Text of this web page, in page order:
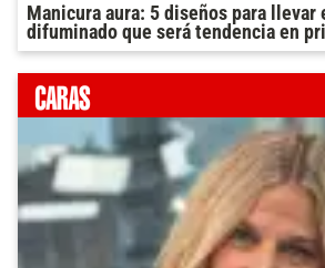
Manicura aura: 5 diseños para llevar
difuminado que será tendencia en